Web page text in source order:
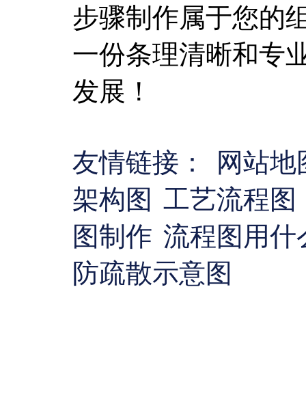
步骤制作属于您的
一份条理清晰和专
发展！
友情链接：
网站
架构图 工艺流程图
图制作 流程图用
防疏散示意图